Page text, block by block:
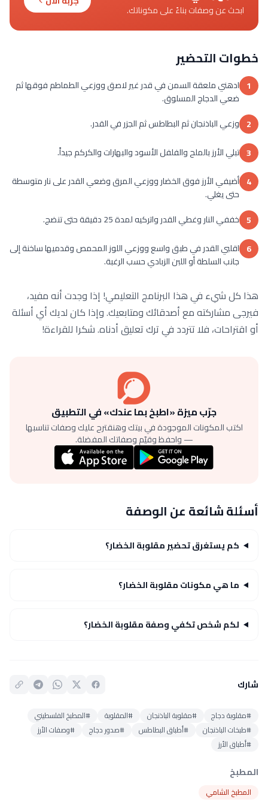
ابحث عن وصفات بناءً على مكوناتك.
خطوات التحضير
1 ادهني ملعقة السمن في قدر غير لاصق ووزعي الطماطم فوقها ثم
ضعي الدجاج المسلوق.
2 وزعي الباذنجان ثم البطاطس ثم الجزر في القدر.
3 تبلي الأرز بالملح والفلفل الأسود والبهارات والكركم جيداً.
4 أضيفي الأرز فوق الخضار ووزعي المرق وضعي القدر على نار متوسطة
حتى يغلي.
5 خففي النار وغطي القدر واتركيه لمدة 25 دقيقة حتى تنضج.
6 اقلبي القدر في طبق واسع ووزعي اللوز المحمص وقدميها ساخنة إلى
جانب السلطة أو اللبن الزبادي حسب الرغبة.
هذا كل شيء في هذا البرنامج التعليمي! إذا وجدت أنه مفيد،
فيرجى مشاركته مع أصدقائك ومتابعيك. وإذا كان لديك أي أسئلة
أو اقتراحات، فلا تتردد في ترك تعليق أدناه. شكرا للقراءة!
جرّب ميزة «اطبخ بما عندك» في التطبيق
اكتب المكونات الموجودة في بيتك وهنقترح عليك وصفات تناسبها
— واحفظ وقيّم وصفاتك المفضلة.
أسئلة شائعة عن الوصفة
كم يستغرق تحضير مقلوبة الخضار؟
ما هي مكونات مقلوبة الخضار؟
لكم شخص تكفي وصفة مقلوبة الخضار؟
شارك
#مقلوبة دجاج #مقلوبة الباذنجان #المقلوبة
#المطبخ الفلسطيني
#طبخات الباذنجان
#أطباق البطاطس #صدور دجاج
#وصفات الأرز
#أطباق الأرز
المطبخ
المطبخ الشامي